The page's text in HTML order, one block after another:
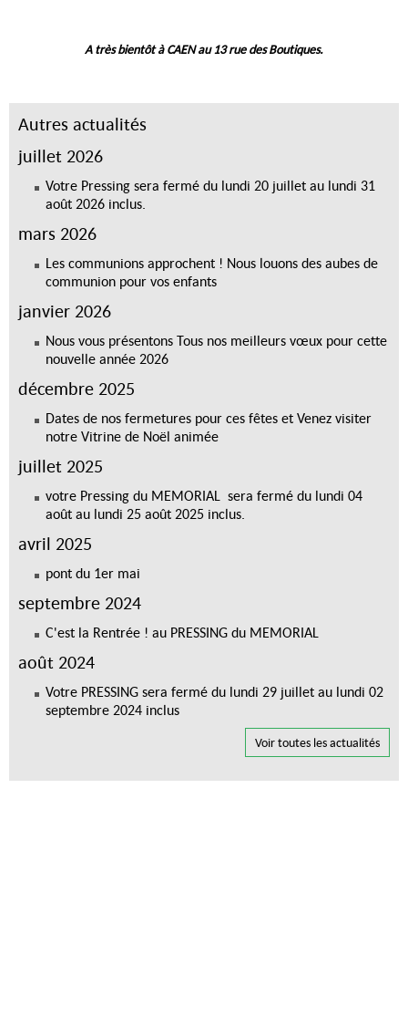
A très bientôt à CAEN au 13 rue des Boutiques.
Autres actualités
juillet 2026
Votre Pressing sera fermé du lundi 20 juillet au lundi 31
août 2026 inclus.
mars 2026
Les communions approchent ! Nous louons des aubes de
communion pour vos enfants
janvier 2026
Nous vous présentons Tous nos meilleurs vœux pour cette
nouvelle année 2026
décembre 2025
Dates de nos fermetures pour ces fêtes et Venez visiter
notre Vitrine de Noël animée
juillet 2025
votre Pressing du MEMORIAL sera fermé du lundi 04
août au lundi 25 août 2025 inclus.
avril 2025
pont du 1er mai
septembre 2024
C'est la Rentrée ! au PRESSING du MEMORIAL
août 2024
Votre PRESSING sera fermé du lundi 29 juillet au lundi 02
septembre 2024 inclus
Voir toutes les actualités